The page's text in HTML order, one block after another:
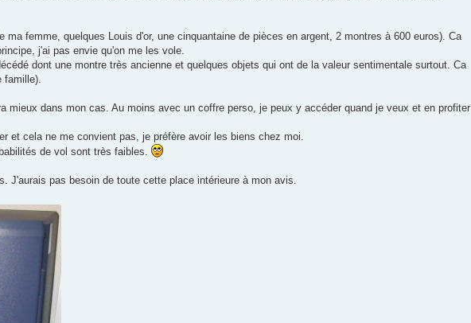
femme, quelques Louis d'or, une cinquantaine de pièces en argent, 2 montres à 600 euros). Ca
j'ai pas envie qu'on me les vole.
dont une montre très ancienne et quelques objets qui ont de la valeur sentimentale surtout. Ca
mieux dans mon cas. Au moins avec un coffre perso, je peux y accéder quand je veux et en profiter
et cela ne me convient pas, je préfère avoir les biens chez moi.
de vol sont très faibles.
J'aurais pas besoin de toute cette place intérieure à mon avis.